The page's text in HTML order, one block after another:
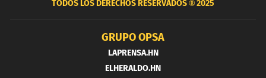
TODOS LOS DERECHOS RESERVADOS ®2025
GRUPO OPSA
LAPRENSA.HN
ELHERALDO.HN